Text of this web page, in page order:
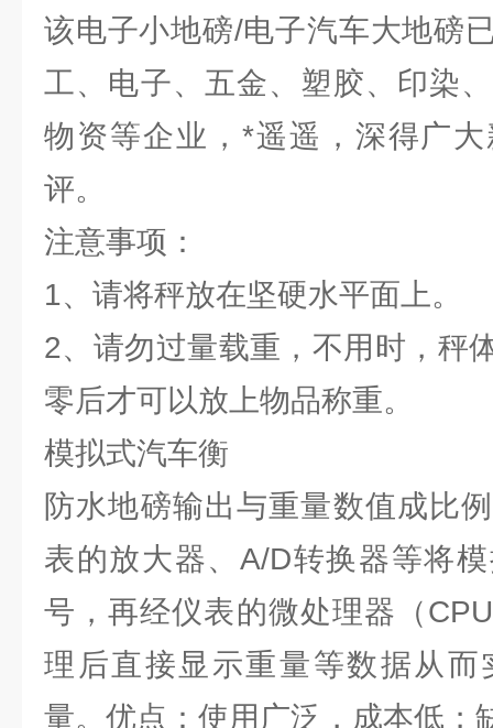
该电子小地磅/电子汽车大地磅
工、电子、五金、塑胶、印染
物资等企业，*遥遥，深得广
评。
注意事项：
1、请将秤放在坚硬水平面上。
2、请勿过量载重，不用时，秤
零后才可以放上物品称重。
模拟式汽车衡
防水地磅输出与重量数值成比
表的放大器、A/D转换器等将
号，再经仪表的微处理器（
理后直接显示重量等数据从而
量。优点：使用广泛，成本低；